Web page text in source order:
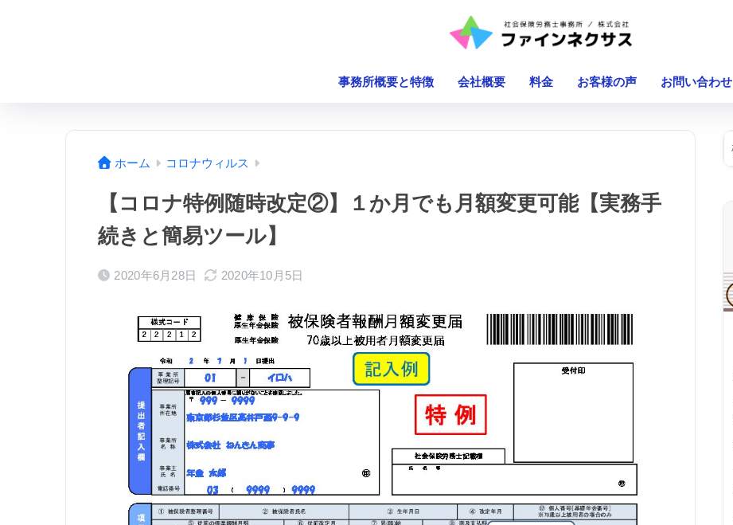
事務所概要と特徴 会社概要 料金 お客様の声 お問い合わせ
ホーム コロナウィルス
【コロナ特例随時改定②】１か月でも月額変更可能【実務手
続きと簡易ツール】
2020年6月28日 2020年10月5日